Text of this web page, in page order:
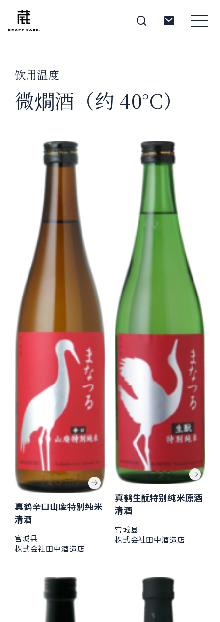
Corprate Site Privacy Policy
CH
Follow Us
饮用温度
微燗酒（约 40°C）
真鹤辛口山废特别纯米
清酒
宫城县
株式会社田中酒造店
真鹤生酛特别纯米原酒
清酒
宫城县
株式会社田中酒造店